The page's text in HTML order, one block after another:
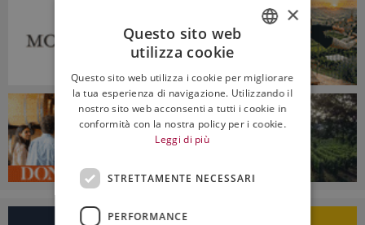
ENGLISH
×
Questo sito web
utilizza cookie
Questo sito web utilizza i cookie per migliorare
la tua esperienza di navigazione. Utilizzando il
nostro sito web acconsenti a tutti i cookie in
conformità con la nostra policy per i cookie.
Leggi di più
STRETTAMENTE NECESSARI
PERFORMANCE